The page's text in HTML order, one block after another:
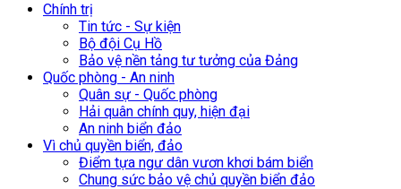
Chính trị
Tin tức - Sự kiện
Bộ đội Cụ Hồ
Bảo vệ nền tảng tư tưởng của Đảng
Quốc phòng - An ninh
Quân sự - Quốc phòng
Hải quân chính quy, hiện đại
An ninh biển đảo
Vì chủ quyền biển, đảo
Điểm tựa ngư dân vươn khơi bám biển
Chung sức bảo vệ chủ quyền biển đảo